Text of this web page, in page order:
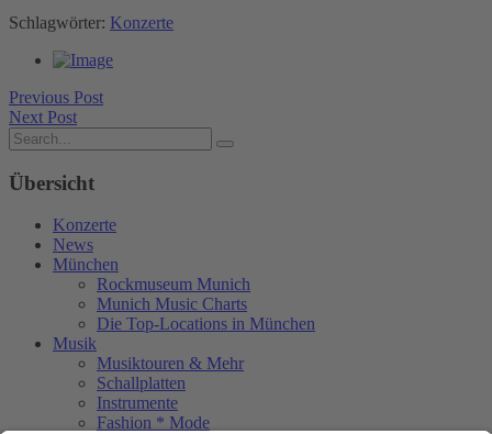
Schlagwörter: Konzerte
Previous Post
Next Post
Übersicht
Konzerte
News
München
Rockmuseum Munich
Munich Music Charts
Die Top-Locations in München
Musik
Musiktouren & Mehr
Schallplatten
Instrumente
Fashion * Mode